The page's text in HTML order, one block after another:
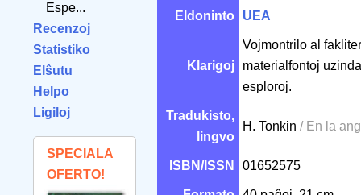
Espe...
Recenzoj
Statistiko
Elŝutu
Helpo
Ligiloj
SPECIALA
OFERTO!
Eldoninto UEA
Klarigoj
Vojmontrilo al
materialfontoj
esploroj.
Tradukisto,
lingvo
H. Tonkin / En la
ISBN/ISSN 01652575